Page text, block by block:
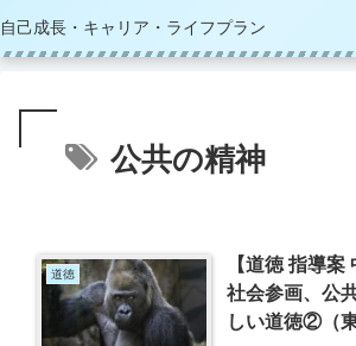
自己成長・キャリア・ライフプラン
公共の精神
道徳
【道徳 指導案
社会参画、公
しい道徳②（